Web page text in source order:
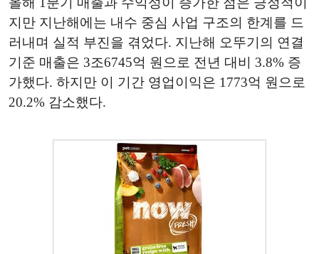
지만 지난해에는 내수 중심 사업 구조의 한계를 드
러내며 실적 부진을 겪었다. 지난해 오뚜기의 연결
기준 매출은 3조6745억 원으로 전년 대비 3.8% 증
가했다. 하지만 이 기간 영업이익은 1773억 원으로
20.2% 감소했다.